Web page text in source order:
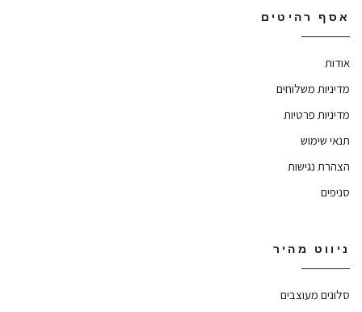
אסף רהיטים
אודות
מדיניות משלוחים
מדיניות פרטיות
תנאי שימוש
הצהרת נגישות
סניפים
ניווט מהיר
סלונים מעוצבים